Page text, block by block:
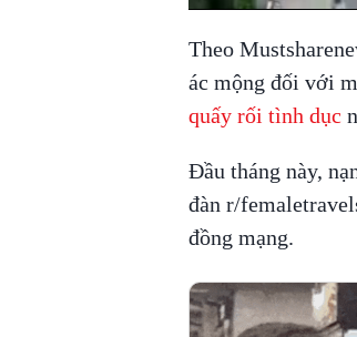
Theo
ác mộng đối với
quấy rối tình dục
Đầu tháng này,
đàn r/
đồng mạng.